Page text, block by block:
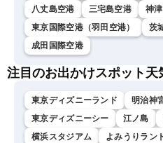
八丈島空港
三宅島空港 神
東京国際空港（羽田空港）
茨
成田国際空港
注目のお出かけスポット天
東京ディズニーランド 明治神
東京ディズニーシー
江ノ島
横浜スタジアム
よみうりラン